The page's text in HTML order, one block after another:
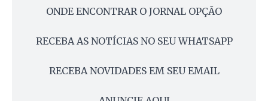
ONDE ENCONTRAR O JORNAL OPÇÃO
RECEBA AS NOTÍCIAS NO SEU WHATSAPP
RECEBA NOVIDADES EM SEU EMAIL